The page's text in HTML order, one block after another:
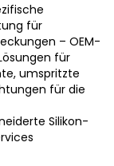
für
– OEM-
für
umspritzte
für die
Silikon-